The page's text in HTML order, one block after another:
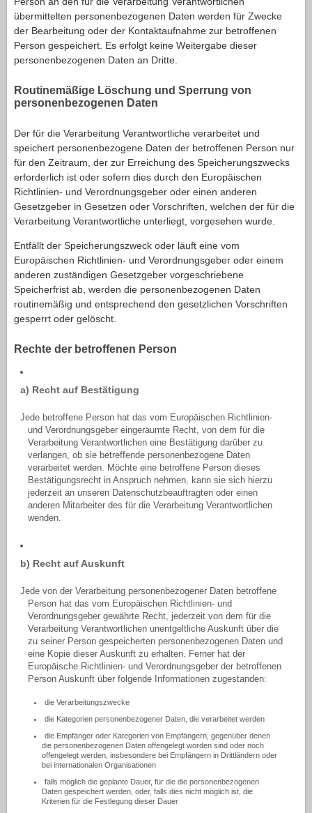
übermittelten personenbezogenen Daten werden für Zwecke
der Bearbeitung oder der Kontaktaufnahme zur betroffenen
Person gespeichert. Es erfolgt keine Weitergabe dieser
personenbezogenen Daten an Dritte.
Routinemäßige Löschung und Sperrung von
personenbezogenen Daten
Der für die Verarbeitung Verantwortliche verarbeitet und
speichert personenbezogene Daten der betroffenen Person nur
für den Zeitraum, der zur Erreichung des Speicherungszwecks
erforderlich ist oder sofern dies durch den Europäischen
Richtlinien- und Verordnungsgeber oder einen anderen
Gesetzgeber in Gesetzen oder Vorschriften, welchen der für die
Verarbeitung Verantwortliche unterliegt, vorgesehen wurde.
Entfällt der Speicherungszweck oder läuft eine vom
Europäischen Richtlinien- und Verordnungsgeber oder einem
anderen zuständigen Gesetzgeber vorgeschriebene
Speicherfrist ab, werden die personenbezogenen Daten
routinemäßig und entsprechend den gesetzlichen Vorschriften
gesperrt oder gelöscht.
Rechte der betroffenen Person
a) Recht auf Bestätigung
Jede betroffene Person hat das vom Europäischen Richtlinien-
und Verordnungsgeber eingeräumte Recht, von dem für die
Verarbeitung Verantwortlichen eine Bestätigung darüber zu
verlangen, ob sie betreffende personenbezogene Daten
verarbeitet werden. Möchte eine betroffene Person dieses
Bestätigungsrecht in Anspruch nehmen, kann sie sich hierzu
jederzeit an unseren Datenschutzbeauftragten oder einen
anderen Mitarbeiter des für die Verarbeitung Verantwortlichen
wenden.
b) Recht auf Auskunft
Jede von der Verarbeitung personenbezogener Daten betroffene
Person hat das vom Europäischen Richtlinien- und
Verordnungsgeber gewährte Recht, jederzeit von dem für die
Verarbeitung Verantwortlichen unentgeltliche Auskunft über die
zu seiner Person gespeicherten personenbezogenen Daten und
eine Kopie dieser Auskunft zu erhalten. Ferner hat der
Europäische Richtlinien- und Verordnungsgeber der betroffenen
Person Auskunft über folgende Informationen zugestanden:
die Verarbeitungszwecke
die Kategorien personenbezogener Daten, die verarbeitet werden
die Empfänger oder Kategorien von Empfängern, gegenüber denen
die personenbezogenen Daten offengelegt worden sind oder noch
offengelegt werden, insbesondere bei Empfängern in Drittländern oder
bei internationalen Organisationen
falls möglich die geplante Dauer, für die die personenbezogenen
Daten gespeichert werden, oder, falls dies nicht möglich ist, die
Kriterien für die Festlegung dieser Dauer